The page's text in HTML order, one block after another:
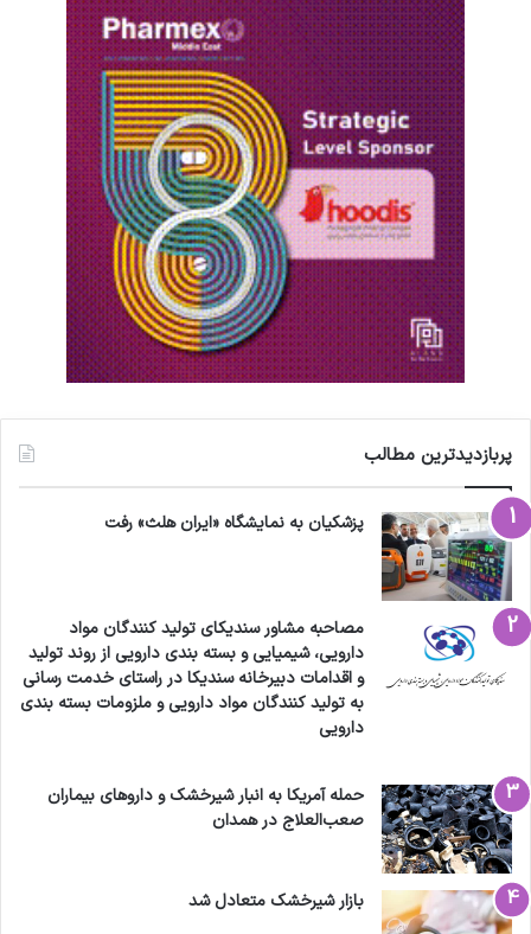
پربازدیدترین مطالب
پزشکیان به نمایشگاه «ایران هلث» رفت
مصاحبه مشاور سندیکای تولید کنندگان مواد
دارویی، شیمیایی و بسته بندی دارویی از روند تولید
و اقدامات دبیرخانه سندیکا در راستای خدمت رسانی
به تولید کنندگان مواد دارویی و ملزومات بسته بندی
دارویی
حمله آمریکا به انبار شیرخشک و داروهای بیماران
صعب‌العلاج در همدان
بازار شیرخشک متعادل شد